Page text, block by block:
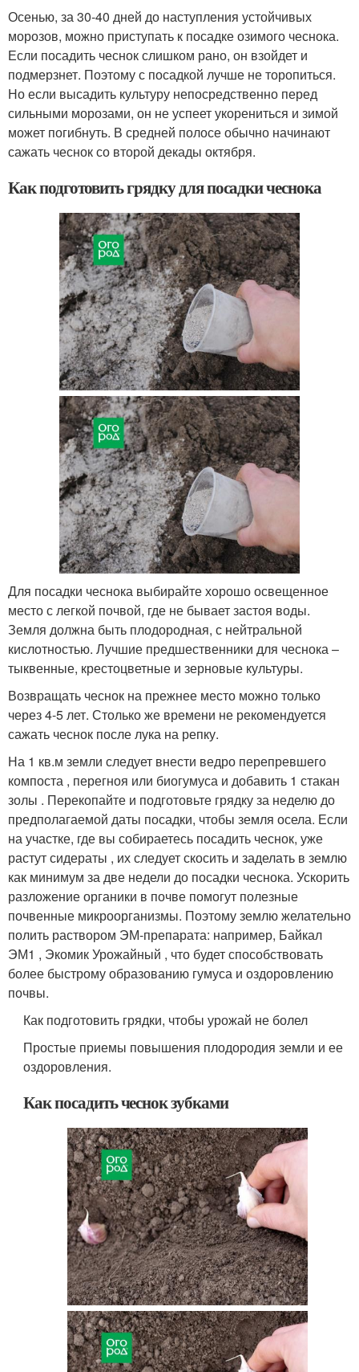
Осенью, за 30-40 дней до наступления устойчивых
морозов, можно приступать к посадке озимого чеснока.
Если посадить чеснок слишком рано, он взойдет и
подмерзнет. Поэтому с посадкой лучше не торопиться.
Но если высадить культуру непосредственно перед
сильными морозами, он не успеет укорениться и зимой
может погибнуть. В средней полосе обычно начинают
сажать чеснок со второй декады октября.
Как подготовить грядку для посадки чеснока
Для посадки чеснока выбирайте хорошо освещенное
место с легкой почвой, где не бывает застоя воды.
Земля должна быть плодородная, с нейтральной
кислотностью. Лучшие предшественники для чеснока –
тыквенные, крестоцветные и зерновые культуры.
Возвращать чеснок на прежнее место можно только
через 4-5 лет. Столько же времени не рекомендуется
сажать чеснок после лука на репку.
На 1 кв.м земли следует внести ведро перепревшего
компоста , перегноя или биогумуса и добавить 1 стакан
золы . Перекопайте и подготовьте грядку за неделю до
предполагаемой даты посадки, чтобы земля осела. Если
на участке, где вы собираетесь посадить чеснок, уже
растут сидераты , их следует скосить и заделать в землю
как минимум за две недели до посадки чеснока. Ускорить
разложение органики в почве помогут полезные
почвенные микроорганизмы. Поэтому землю желательно
полить раствором ЭМ-препарата: например, Байкал
ЭМ1 , Экомик Урожайный , что будет способствовать
более быстрому образованию гумуса и оздоровлению
почвы.
Как подготовить грядки, чтобы урожай не болел
Простые приемы повышения плодородия земли и ее
оздоровления.
Как посадить чеснок зубками